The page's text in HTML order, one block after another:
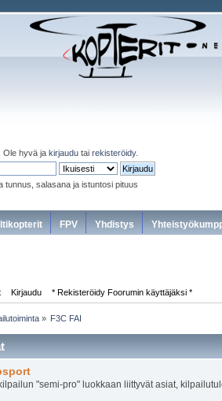
. Ole hyvä ja kirjaudu tai rekisteröidy.
tunnus, salasana ja istuntosi pituus
FPV Yhdistys
Kirjaudu * Rekisteröidy Foorumin käyttäjäksi *
» F3C FAI
"semi-pro" luokkaan liittyvät asiat,